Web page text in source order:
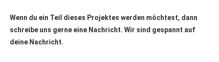
Wenn du ein Teil dieses Projektes werden möchtest, dann
schreibe uns gerne eine Nachricht. Wir sind gespannt auf
deine Nachricht.